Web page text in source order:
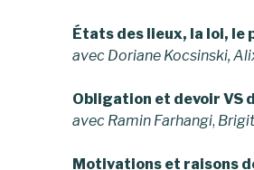
États des lieux, la loi,
avec Doriane Kocsinski,
Obligation et devoir VS
avec Ramin Farhangi,
Motivations et raisons